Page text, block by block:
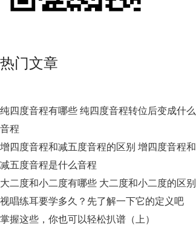
热门文章
纯四度音程有哪些 纯四度音程转位后变成什么
音程
增四度音程和减五度音程的区别 增四度音程和
减五度音程是什么音程
大二度和小二度有哪些 大二度和小二度的区别
视唱练耳要学多久？先了解一下它的定义吧
掌握这些，你也可以轻松扒谱（上）